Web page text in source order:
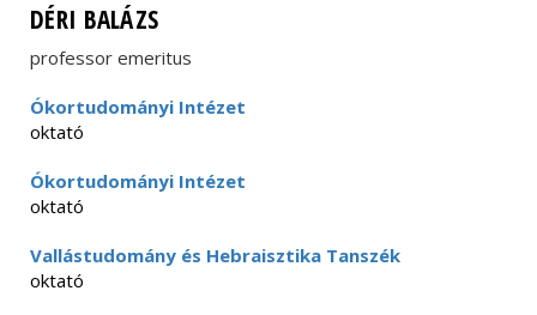
DÉRI BALÁZS
professor emeritus
Ókortudományi Intézet
oktató
Ókortudományi Intézet
oktató
Vallástudomány és Hebraisztika Tanszék
oktató